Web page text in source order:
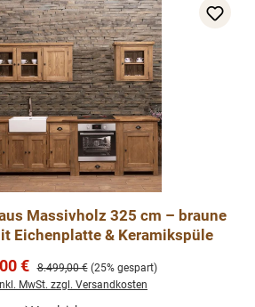
Massivholz 325 cm – braune
Eichenplatte & Keramikspüle
€ Regulärer Preis:
8.499,00 € (25% gespart)
MwSt. zzgl. Versandkosten